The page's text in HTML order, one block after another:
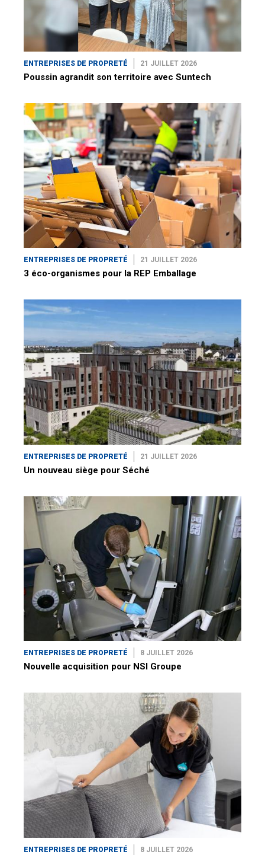
ENTREPRISES DE PROPRETÉ 21 JUILLET 2026
Poussin agrandit son territoire avec Suntech
ENTREPRISES DE PROPRETÉ 21 JUILLET 2026
3 éco-organismes pour la REP Emballage
ENTREPRISES DE PROPRETÉ 21 JUILLET 2026
Un nouveau siège pour Séché
ENTREPRISES DE PROPRETÉ 8 JUILLET 2026
Nouvelle acquisition pour NSI Groupe
ENTREPRISES DE PROPRETÉ 8 JUILLET 2026